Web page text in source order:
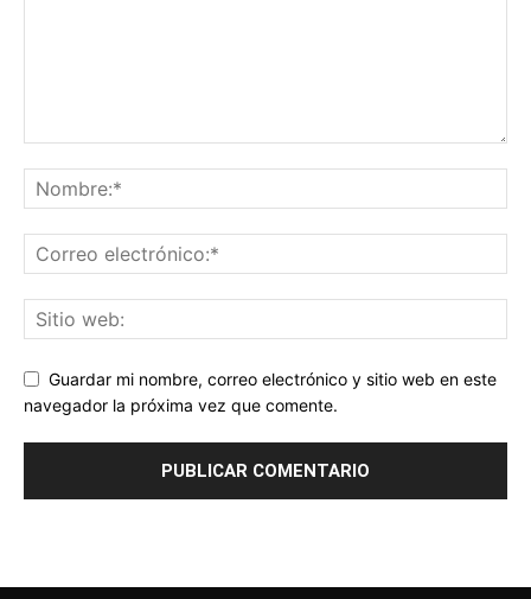
Guardar mi nombre, correo electrónico y sitio web en este
navegador la próxima vez que comente.